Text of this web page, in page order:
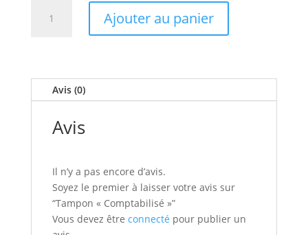
Ajouter au panier
Avis (0)
Avis
Il n’y a pas encore d’avis.
Soyez le premier à laisser votre avis sur
“Tampon « Comptabilisé »”
Vous devez être connecté pour publier un